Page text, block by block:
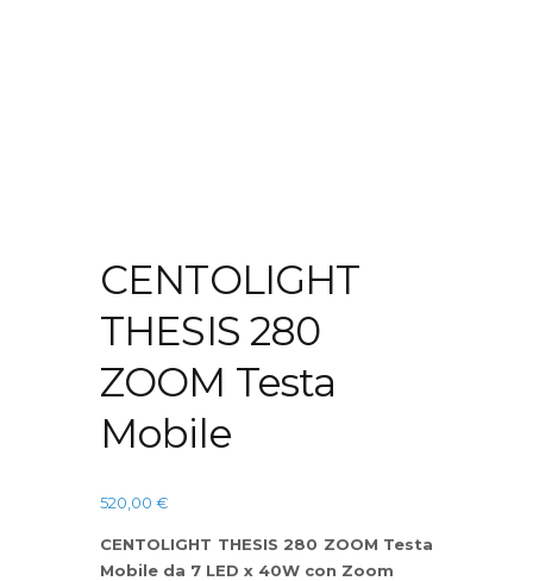
CENTOLIGHT
THESIS 280
ZOOM Testa
Mobile
520,00 €
CENTOLIGHT THESIS 280 ZOOM Testa
Mobile da 7 LED x 40W con Zoom